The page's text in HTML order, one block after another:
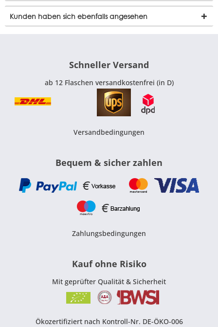
Kunden haben sich ebenfalls angesehen
Schneller Versand
ab 12 Flaschen versandkostenfrei (in D)
Versandbedingungen
Bequem & sicher zahlen
Zahlungsbedingungen
Kauf ohne Risiko
Mit geprüfter Qualität & Sicherheit
Ökozertifiziert nach Kontroll-Nr. DE-ÖKO-006